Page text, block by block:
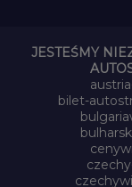
JESTEŚMY
bilet-